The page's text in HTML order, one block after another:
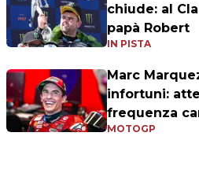
chiude: al
papà Robert
IN PISTA
Marc
infortuni:
frequenza
MOTOGP